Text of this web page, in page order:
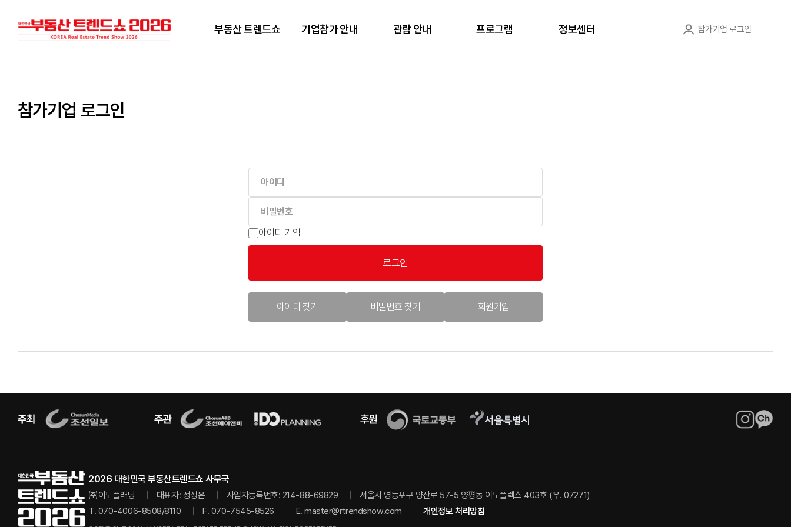
부동산 트렌드쇼 기업참가 안내 관람 안내 프로그램 정보센터 참가기업 로그인
참가기업 로그인
아이디 기억
로그인
아이디 찾기 비밀번호 찾기 회원가입
2026 대한민국 부동산트렌드쇼 사무국
㈜이도플래닝 대표자: 정성은 사업자등록번호: 214-88-69829
서울시 영등포구 양산로 57-5 양평동 이노플렉스 403호 (우. 07271)
T. 070-4006-8508/8110
F. 070-7545-8526 E.master@rtrendshow.com 개인정보 처리방침